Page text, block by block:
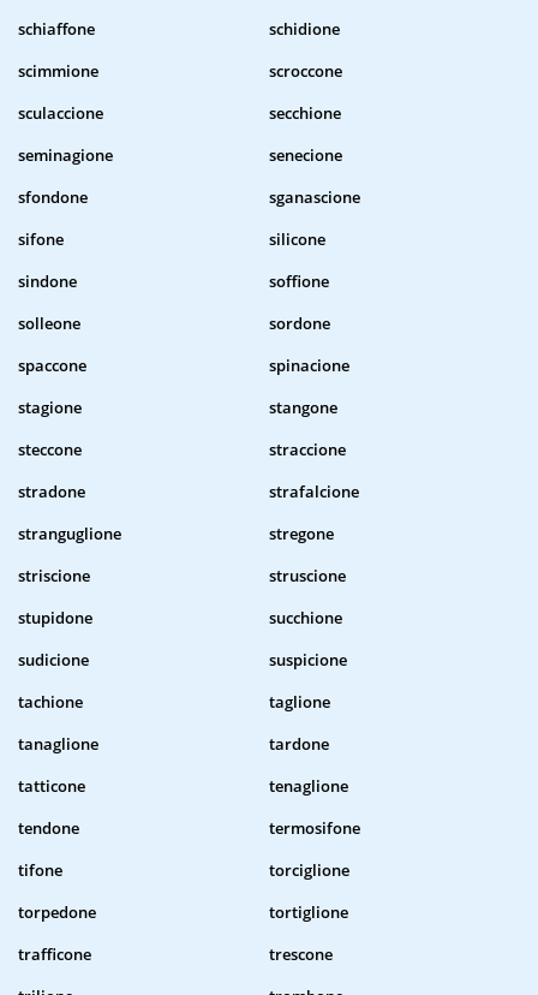
schiaffone
schidione
scimmione
scroccone
sculaccione
secchione
seminagione
senecione
sfondone
sganascione
sifone
silicone
sindone
soffione
solleone
sordone
spaccone
spinacione
stagione
stangone
steccone
straccione
stradone
strafalcione
stranguglione
stregone
striscione
struscione
stupidone
succhione
sudicione
suspicione
tachione
taglione
tanaglione
tardone
tatticone
tenaglione
tendone
termosifone
tifone
torciglione
torpedone
tortiglione
trafficone
trescone